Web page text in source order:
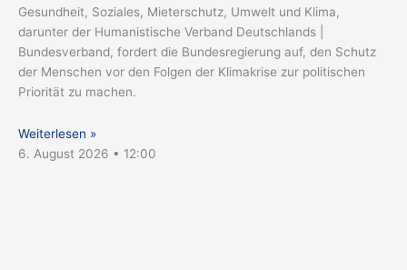
Gesundheit, Soziales, Mieterschutz, Umwelt und Klima,
darunter der Humanistische Verband Deutschlands |
Bundesverband, fordert die Bundesregierung auf, den Schutz
der Menschen vor den Folgen der Klimakrise zur politischen
Priorität zu machen.
Weiterlesen »
6. August 2026
12:00